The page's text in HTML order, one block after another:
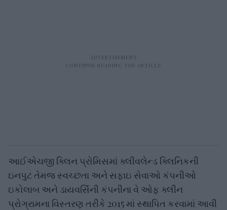
આઈએચજી ક્લિન પ્રોમિસમાં ક્લીવલેન્ડ ક્લિનિકની
ઇનપુટ તેમજ સ્વચ્છતા અને સફાઇ સેવાઓ કંપનીઓ
ઇકોલાબ અને ડાયવર્સિની કંપનીના વે ઓફ ક્લીન
પ્રોગ્રામના વિસ્તરણ તરીકે 2015 માં સ્થાપિત કરવામાં આવી